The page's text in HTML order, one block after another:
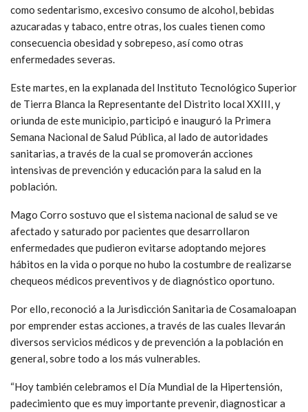
como sedentarismo, excesivo consumo de alcohol, bebidas
azucaradas y tabaco, entre otras, los cuales tienen como
consecuencia obesidad y sobrepeso, así como otras
enfermedades severas.
Este martes, en la explanada del Instituto Tecnológico Superior
de Tierra Blanca la Representante del Distrito local XXIII, y
oriunda de este municipio, participó e inauguró la Primera
Semana Nacional de Salud Pública, al lado de autoridades
sanitarias, a través de la cual se promoverán acciones
intensivas de prevención y educación para la salud en la
población.
Mago Corro sostuvo que el sistema nacional de salud se ve
afectado y saturado por pacientes que desarrollaron
enfermedades que pudieron evitarse adoptando mejores
hábitos en la vida o porque no hubo la costumbre de realizarse
chequeos médicos preventivos y de diagnóstico oportuno.
Por ello, reconoció a la Jurisdicción Sanitaria de Cosamaloapan
por emprender estas acciones, a través de las cuales llevarán
diversos servicios médicos y de prevención a la población en
general, sobre todo a los más vulnerables.
“Hoy también celebramos el Día Mundial de la Hipertensión,
padecimiento que es muy importante prevenir, diagnosticar a